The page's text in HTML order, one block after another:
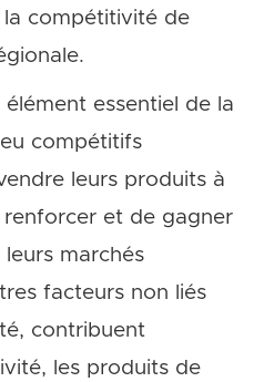
compétitivité de
essentiel de la
compétitifs
leurs produits à
renforcer et de gagner
marchés
facteurs non liés
contribuent
les produits de